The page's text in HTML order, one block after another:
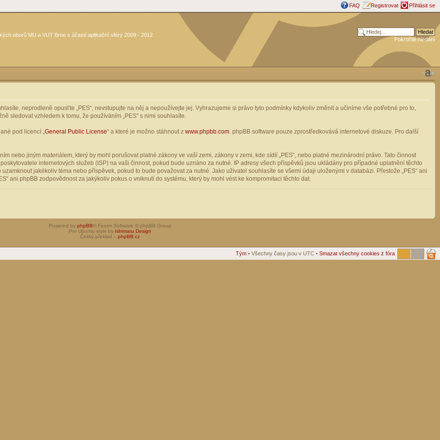
FAQ Registrovat Přihlásit se
oborů MU a VUT Brno s účastí aplikační sféry 2009 - 2012
Pokročilé hledání
neprodleně opusťte „PES“, nevstupujte na něj a nepoužívejte jej. Vyhrazujeme si právo tyto podmínky kdykoliv změnit a učiníme vše potřebné pro to,
sledovat vzhledem k tomu, že používáním „PES“ s nimi souhlasíte.
pod licencí „General Public License“ a které je možno stáhnout z www.phpbb.com. phpBB software pouze zprostředkovává internetové diskuze. Pro další
nebo jiným materiálem, který by mohl porušovat platné zákony ve vaší zemi, zákony v zemi, kde sídlí „PES“, nebo platné mezinárodní právo. Tato činnost
internetových služeb (ISP) na vaši činnost, pokud bude uznáno za nutné. IP adresy všech příspěvků jsou ukládány pro případné uplatnění těchto
jakékoliv téma nebo příspěvek, pokud to bude považovat za nutné. Jako uživatel souhlasíte se všemi údaji uloženými v databázi. Přestože „PES“ ani
ani phpBB zodpovědnost za jakýkoliv pokus o vniknutí do systému, který by mohl vést ke kompromitaci těchto dat.
Powered by phpBB® Forum Software © phpBB Group
Pro Ubuntu style by Ishimaru Design
Český překlad – phpBB.cz
Tým • Všechny časy jsou v UTC • Smazat všechny cookies z fóra